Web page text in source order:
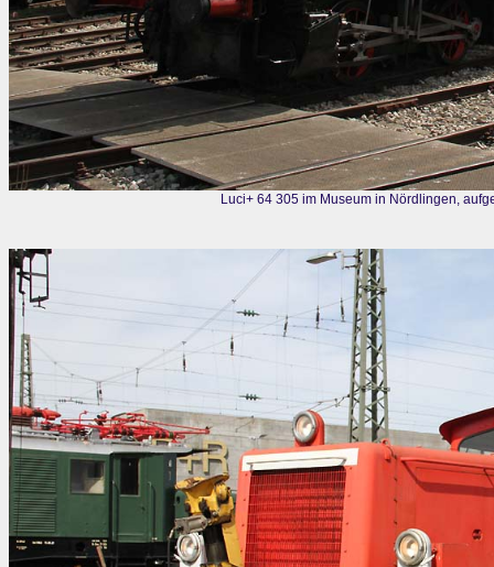
Luci+ 64 305 im Museum in Nördlingen,